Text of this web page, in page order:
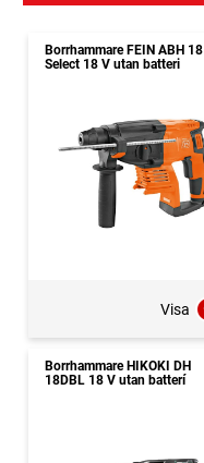
Borrhammare FEIN ABH 18
Select 18 V utan batteri
Visa
Borrhammare HIKOKI DH
18DBL 18 V utan batterí